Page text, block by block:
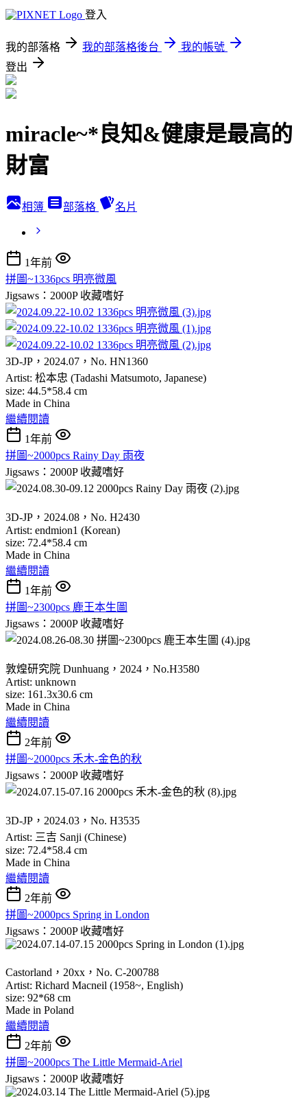
登入
我的部落格 我的部落格後台
我的帳號
登出
miracle~*良知&健康是最高的
財富
相簿 部落格 名片
1年前
拼圖~1336pcs 明亮微風
Jigsaws：2000P 收藏嗜好
3D-JP，2024.07，No. HN1360
Artist: 松本忠 (Tadashi Matsumoto, Japanese)
size: 44.5*58.4 cm
Made in China
繼續閱讀
1年前
拼圖~2000pcs Rainy Day 雨夜
Jigsaws：2000P 收藏嗜好
3D-JP，2024.08，No. H2430
Artist: endmion1 (Korean)
size: 72.4*58.4 cm
Made in China
繼續閱讀
1年前
拼圖~2300pcs 鹿王本生圖
Jigsaws：2000P 收藏嗜好
敦煌研究院 Dunhuang，2024，No.H3580
Artist: unknown
size: 161.3x30.6 cm
Made in China
繼續閱讀
2年前
拼圖~2000pcs 禾木-金色的秋
Jigsaws：2000P 收藏嗜好
3D-JP，2024.03，No. H3535
Artist: 三吉 Sanji (Chinese)
size: 72.4*58.4 cm
Made in China
繼續閱讀
2年前
拼圖~2000pcs Spring in London
Jigsaws：2000P 收藏嗜好
Castorland，20xx，No. C-200788
Artist: Richard Macneil (1958~, English)
size: 92*68 cm
Made in Poland
繼續閱讀
2年前
拼圖~2000pcs The Little Mermaid-Ariel
Jigsaws：2000P 收藏嗜好